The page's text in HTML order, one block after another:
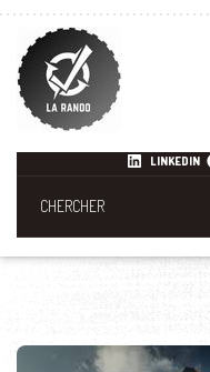
LINKEDIN